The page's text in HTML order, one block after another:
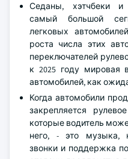
Седаны, хэтчбеки и
самый большой
легковых
роста числа этих
переключателей
к 2025 году мировая
автомобилей, как
Когда автомобили
закрепляется
которые водитель
него, - это музыка,
звонки и поддержка